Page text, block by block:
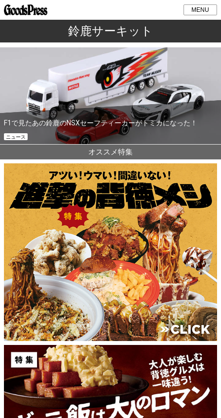
MENU
鈴鹿サーキット
F1で見たあの鈴鹿のNSXセーフティーカーがトミカになった！
ニュース
オススメ特集